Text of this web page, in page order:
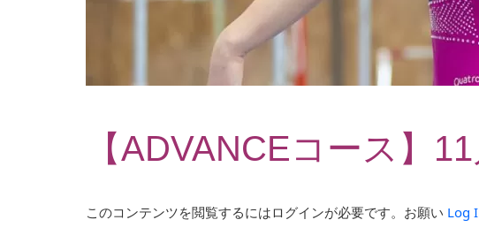
【ADVANCEコース】
このコンテンツを閲覧するにはログインが必要です。お願い Log